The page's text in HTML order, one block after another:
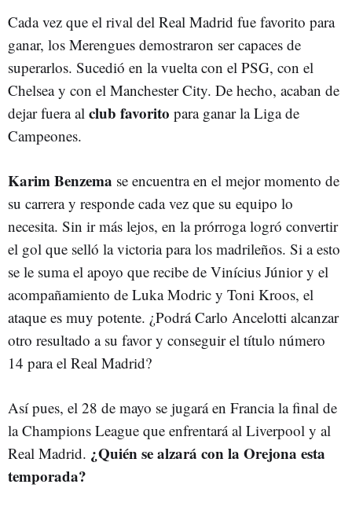
Cada vez que el rival del Real Madrid fue favorito para
ganar, los Merengues demostraron ser capaces de
superarlos. Sucedió en la vuelta con el PSG, con el
Chelsea y con el Manchester City. De hecho, acaban de
dejar fuera al club favorito para ganar la Liga de
Campeones.
Karim Benzema se encuentra en el mejor momento de
su carrera y responde cada vez que su equipo lo
necesita. Sin ir más lejos, en la prórroga logró convertir
el gol que selló la victoria para los madrileños. Si a esto
se le suma el apoyo que recibe de Vinícius Júnior y el
acompañamiento de Luka Modric y Toni Kroos, el
ataque es muy potente. ¿Podrá Carlo Ancelotti alcanzar
otro resultado a su favor y conseguir el título número
14 para el Real Madrid?
Así pues, el 28 de mayo se jugará en Francia la final de
la Champions League que enfrentará al Liverpool y al
Real Madrid. ¿Quién se alzará con la Orejona esta
temporada?